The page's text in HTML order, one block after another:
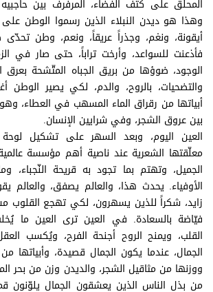
برامج
عدد اليوم
مواقيت الصلاة
الأحوال الجوية
المحلّق على كتف الفضاء، المرفرف بين
وهذا هو ديدن النبلاء الذين رسموا الوطن على
أيقونة، ونغم، وجذراً عريقاً، ونعم، وطن تحدّى
فأذعنت للسواعد، وأرخت تراباً، حتى صار في
الوجود، ضوؤها من بريق الجباه المتّشحة بعرق
والتضحيات، بالروح، والدم، لكي يصير الوطن
أبياتها من رقراق الماء المسهب في العطاء،
بين عروق الشجر، وفي شرايين الإنسان.
العين اليوم، وبعد السهر على تشكيل
معلّقتها الشعرية عند ناصية أهم مؤسسة
الجميل، وتهتم بما تجود به قريحة النّجباء،
الأوفياء. يحدث هذا، والعالم يصفق، والعالم
زايد، شكراً للذين يسهرون، لكي تهجع القلوب
فيّاضة بالسعادة. في العين ترى العين ما
القلب، ويمنح الروح أجنحة الفرح، ويُكسب
الجمال، عندما يكون الجمال قصيدة، وأبياتها
ووزنها من مثاقيل الشجر، والديدن وزن من بحر
من بذل الناس الذين يعشقون الجمال يلوّنون